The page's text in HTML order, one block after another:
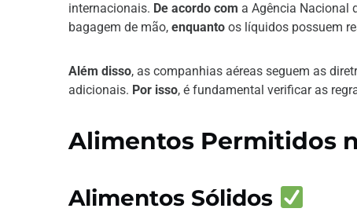
internacionais. De acordo com a Agência Nacional
bagagem de mão, enquanto os líquidos possuem
Além disso, as companhias aéreas seguem as
adicionais. Por isso, é fundamental verificar as
Alimentos Permitidos
Alimentos Sólidos